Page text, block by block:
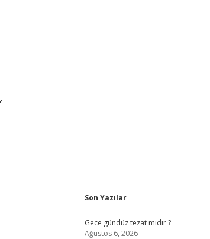
Sidebar
Son Yazılar
Gece gündüz tezat mıdır ?
Ağustos 6, 2026
tambet girişbonus veren bahis siteleri